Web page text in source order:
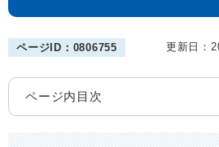
で
ページID：0806755 更新日：
ページ内目次